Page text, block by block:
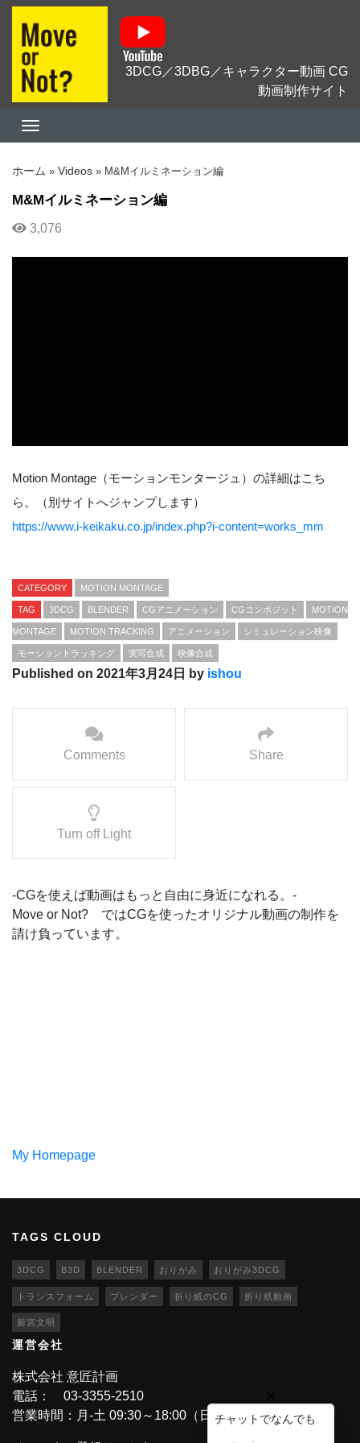
チャットでなんでも
3DCG／3DBG／キャラクター動画 CG
動画制作サイト
ホーム » Videos » M&Mイルミネーション編
M&Mイルミネーション編
3,076
Motion Montage（モーションモンタージュ）の詳細はこち
ら。（別サイトへジャンプします）
https://www.i-keikaku.co.jp/index.php?i-content=works_mm
CATEGORY MOTION MONTAGE
TAG 3DCG BLENDER CGアニメーション CGコンポジット MOTION
MONTAGE MOTION TRACKING アニメーション シミュレーション映像
モーショントラッキング 実写合成 映像合成
Published on 2021年3月24日 by ishou
Comments Share
Turn off Light
-CGを使えば動画はもっと自由に身近になれる。-
Move or Not? ではCGを使ったオリジナル動画の制作を
請け負っています。
My Homepage
TAGS CLOUD
3DCG B3D BLENDER おりがみ おりがみ3DCG
トランスフォーム ブレンダー 折り紙のCG 折り紙動画
新宮文明
運営会社
株式会社 意匠計画
電話： 03-3355-2510
営業時間：月-土 09:30～18:00（日・祝休業）